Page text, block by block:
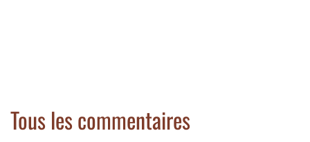
Tous les commentaires